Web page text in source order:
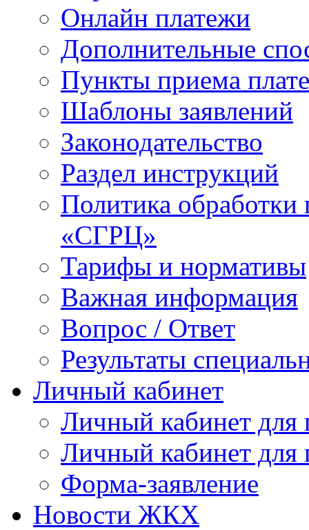
Онлайн платежи
Дополнительные
Пункты приема
Шаблоны заявлений
Законодательство
Раздел инструкций
Политика
«СГРЦ»
Тарифы и нормативы
Важная информация
Вопрос / Ответ
Результаты
Личный кабинет
Личный кабинет
Личный кабинет
Форма-заявление
Новости ЖКХ